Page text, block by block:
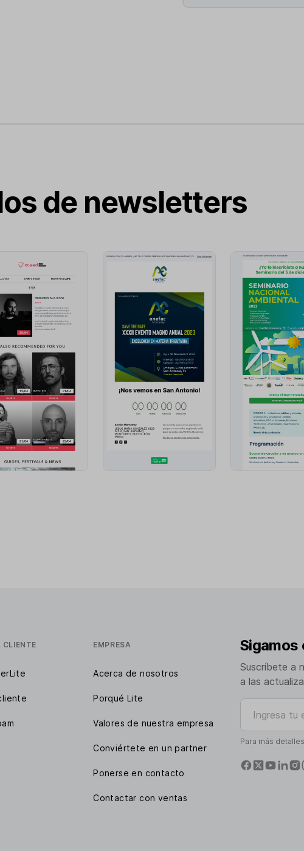
de newsletters
CLIENTE EMPRESA
Acerca de nosotros
Porqué Lite
Valores de nuestra empresa
Conviértete en un partner
Ponerse en contacto
Contactar con ventas
Suscríbete a
a las
Ingresa tu email
Para más